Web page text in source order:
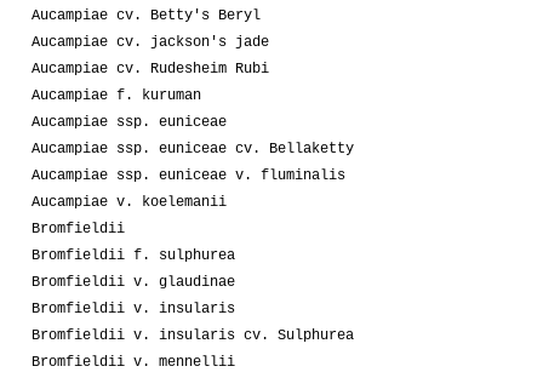
Aucampiae cv. Betty's Beryl
Aucampiae cv. jackson's jade
Aucampiae cv. Rudesheim Rubi
Aucampiae f. kuruman
Aucampiae ssp. euniceae
Aucampiae ssp. euniceae cv. Bellaketty
Aucampiae ssp. euniceae v. fluminalis
Aucampiae v. koelemanii
Bromfieldii
Bromfieldii f. sulphurea
Bromfieldii v. glaudinae
Bromfieldii v. insularis
Bromfieldii v. insularis cv. Sulphurea
Bromfieldii v. mennellii